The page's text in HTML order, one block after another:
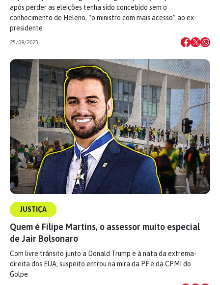
após perder as eleições tenha sido concebido sem o
conhecimento de Heleno, “o ministro com mais acesso” ao ex-
presidente
25/09/2023
JUSTIÇA
Quem é Filipe Martins, o assessor muito especial
de Jair Bolsonaro
Com livre trânsito junto a Donald Trump e à nata da extrema-
direita dos EUA, suspeito entrou na mira da PF e da CPMI do
Golpe